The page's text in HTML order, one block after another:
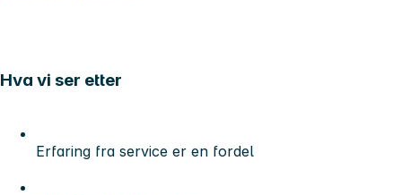
Hva vi ser etter
Erfaring fra service er en fordel